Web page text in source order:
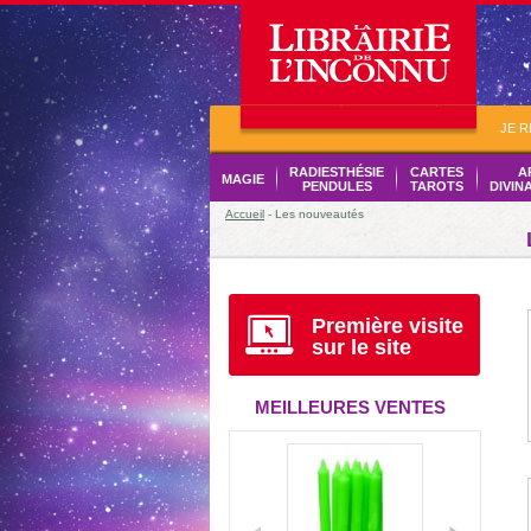
JE
MAGIE
RADIESTHÉSIE
PENDULES
CARTES
TAROTS
Accueil - Les nouveautés
Première visite
sur le site
MEILLEURES VENTES